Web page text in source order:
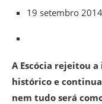
19 setembro 2014
A Escócia rejeitou
histórico e
nem tudo será